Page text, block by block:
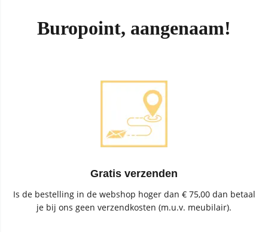
Buropoint, aangenaam!
Gratis verzenden
Is de bestelling in de webshop hoger dan € 75,00 dan betaal
je bij ons geen verzendkosten (m.u.v. meubilair).